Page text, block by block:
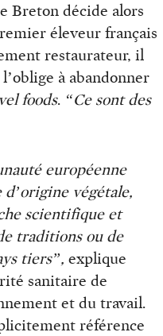
Breton décide alors
éleveur français
restaurateur, il
à abandonner
foods. “Ce sont des
européenne
d’origine végétale,
scientifique et
traditions ou de
tiers”, explique
sanitaire de
et du travail.
référence